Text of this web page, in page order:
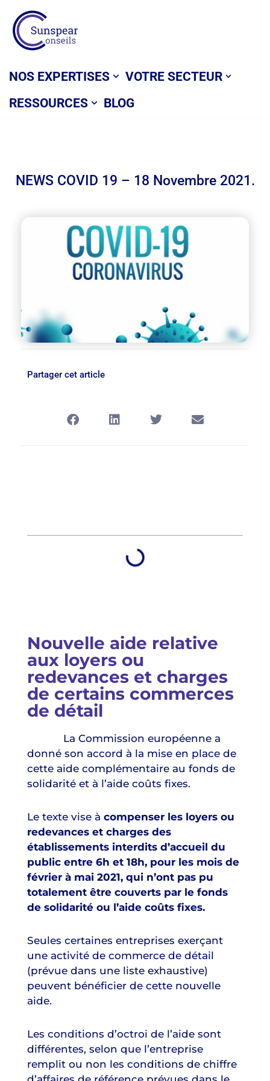
Aller
au
NOS EXPERTISES
VOTRE SECTEUR
RESSOURCES
BLOG
NEWS COVID 19 – 18 Novembre 2021.
Partager cet article
Nouvelle aide relative
aux loyers ou
redevances et charges
de certains commerces
de détail
La Commission européenne a
donné son accord à la mise en place de
cette aide complémentaire au fonds de
solidarité et à l’aide coûts fixes.
Le texte vise à compenser les loyers ou
redevances et charges des
établissements interdits d’accueil du
public entre 6h et 18h, pour les mois de
février à mai 2021, qui n’ont pas pu
totalement être couverts par le fonds
de solidarité ou l’aide coûts fixes.
Seules certaines entreprises exerçant
une activité de commerce de détail
(prévue dans une liste exhaustive)
peuvent bénéficier de cette nouvelle
aide.
Les conditions d’octroi de l’aide sont
différentes, selon que l’entreprise
remplit ou non les conditions de chiffre